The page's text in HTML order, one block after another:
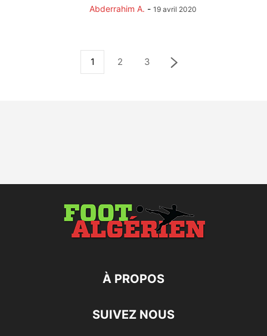
Abderrahim A. - 19 avril 2020
1 2 3
À PROPOS
SUIVEZ NOUS